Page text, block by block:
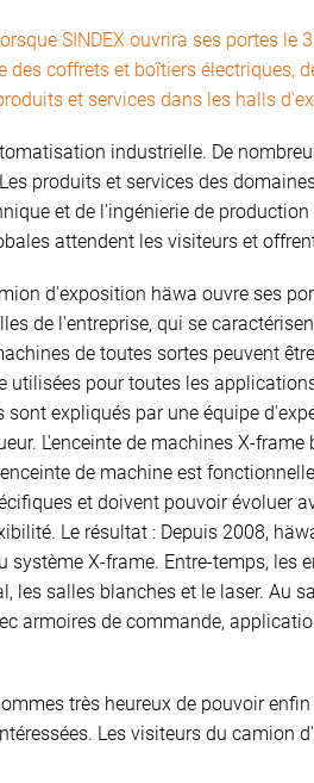
SINDEX ouvrira ses portes le
coffrets et boîtiers électriques,
et services dans les halls
industrielle. De
produits et services des
et de l'ingénierie de
attendent les visiteurs et
d'exposition häwa ouvre ses
de l'entreprise, qui se
de toutes sortes peuvent
pour toutes les
expliqués par une équipe
L'enceinte de machines X-
de machine est
et doivent pouvoir évoluer
Le résultat : Depuis 2008,
X-frame. Entre-temps,
salles blanches et le laser. Au
armoires de commande,
très heureux de pouvoir
Les visiteurs du camion